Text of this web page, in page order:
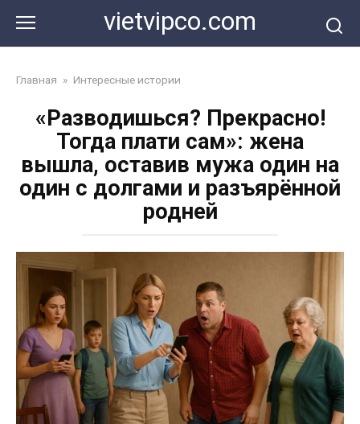
контенту
vietvipco.com
Главная » Интересные истории
«Разводишься? Прекрасно!
Тогда плати сам»: жена
вышла, оставив мужа один на
один с долгами и разъярённой
родней